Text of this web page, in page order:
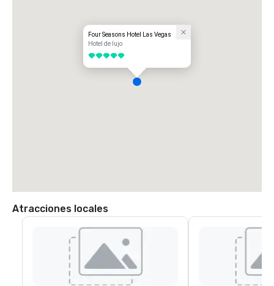
Four Seasons Hotel Las Vegas
Hotel de lujo
5 de 5
Atracciones locales